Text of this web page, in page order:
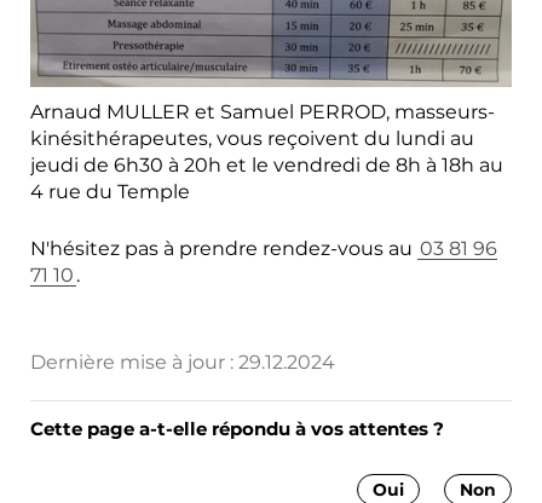
Arnaud MULLER et Samuel PERROD, masseurs-
kinésithérapeutes, vous reçoivent du lundi au
jeudi de 6h30 à 20h et le vendredi de 8h à 18h au
4 rue du Temple
N'hésitez pas à prendre rendez-vous au 03 81 96
71 10 .
Dernière mise à jour : 29.12.2024
Cette page a-t-elle répondu à vos attentes ?
Non
Oui